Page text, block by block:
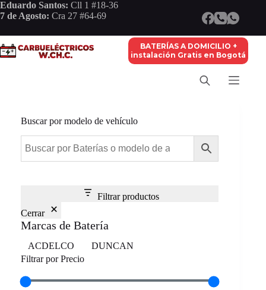
Saltar
al
Eduardo Santos: Cll 1 #18-36
7 de Agosto: Cra 27 #64-69
BATERÍAS A DOMICILIO +
instalación Gratis en Bogotá
Buscar por modelo de vehículo
Filtrar productos
Cerrar
Marcas de Batería
Marca
ACDELCO
DUNCAN
Filtrar por Precio